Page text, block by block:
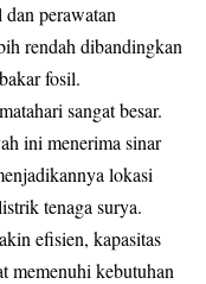
perawatan
rendah dibandingkan
fosil.
sangat besar.
ini menerima sinar
lokasi
tenaga surya.
efisien, kapasitas
memenuhi kebutuhan